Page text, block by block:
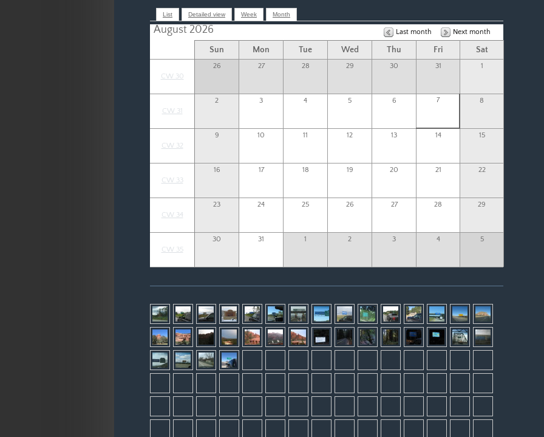
List Detailed view Week Month
August 2026 Next month
Last month
Sun Mon Tue Wed Thu Fri Sat
CW 30
26 27 28 29 30 31 1
CW 31
2 3 4 5 6 7 8
CW 32
9 10 11 12 13 14 15
CW 33
16 17 18 19 20 21 22
CW 34
23 24 25 26 27 28 29
CW 35
30 31 1 2 3 4 5